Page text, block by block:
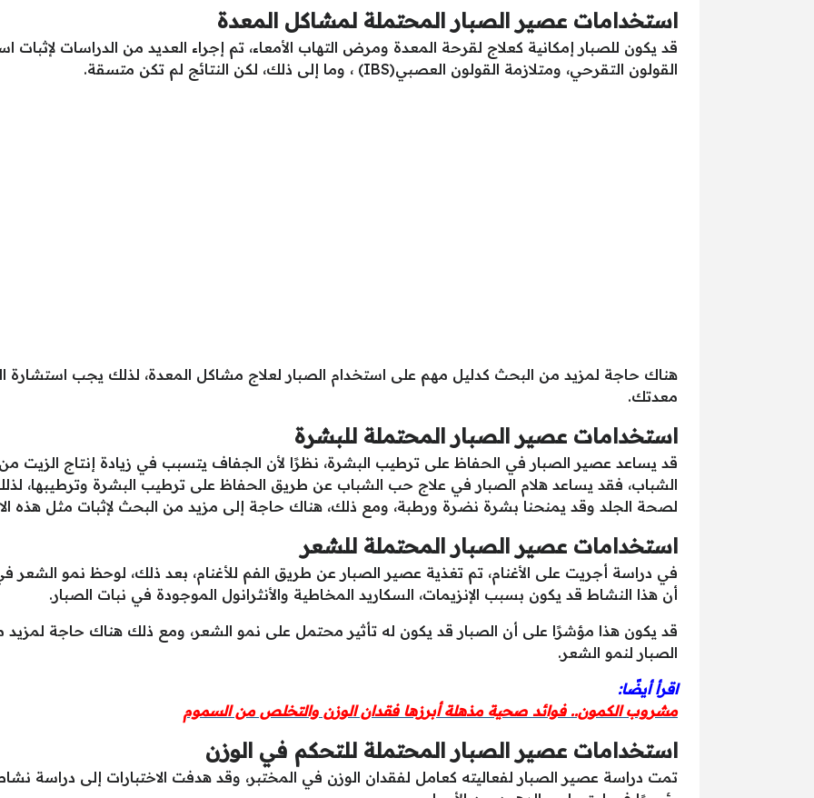
استخدامات عصير الصبار المحتملة لمشاكل المعدة
قد يكون للصبار إمكانية كعلاج لقرحة المعدة ومرض التهاب الأمعاء، تم إجراء العديد من الدراسات
القولون التقرحي، ومتلازمة القولون العصبي(IBS) ، وما إلى ذلك، لكن النتائج لم تكن متسقة.
هناك حاجة لمزيد من البحث كدليل مهم على استخدام الصبار لعلاج مشاكل المعدة، لذلك يجب استشارة
معدتك.
استخدامات عصير الصبار المحتملة للبشرة
قد يساعد عصير الصبار في الحفاظ على ترطيب البشرة، نظرًا لأن الجفاف يتسبب في زيادة إنتاج الزيت
الشباب، فقد يساعد هلام الصبار في علاج حب الشباب عن طريق الحفاظ على ترطيب البشرة وترطيبها،
لصحة الجلد وقد يمنحنا بشرة نضرة ورطبة، ومع ذلك، هناك حاجة إلى مزيد من البحث لإثبات مثل هذه
استخدامات عصير الصبار المحتملة للشعر
في دراسة أجريت على الأغنام، تم تغذية عصير الصبار عن طريق الفم للأغنام، بعد ذلك، لوحظ نمو الشعر
أن هذا النشاط قد يكون بسبب الإنزيمات، السكاريد المخاطية والأنثرانول الموجودة في نبات الصبار.
قد يكون هذا مؤشرًا على أن الصبار قد يكون له تأثير محتمل على نمو الشعر، ومع ذلك هناك حاجة لمزيد
الصبار لنمو الشعر.
اقرأ أيضًا:
مشروب الكمون.. فوائد صحية مذهلة أبرزها فقدان الوزن والتخلص من السموم
استخدامات عصير الصبار المحتملة للتحكم في الوزن
تمت دراسة عصير الصبار لفعاليته كعامل لفقدان الوزن في المختبر، وقد هدفت الاختبارات إلى دراسة